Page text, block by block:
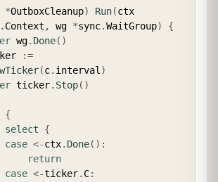
*OutboxCleanup) Run(ctx
. Context , wg *sync.WaitGroup)
{
wg. Done( )
:=
(c. interval )
ticker. Stop( )
{
select
{
case <-ctx. Done( ) :
return
case <-ticker. C: